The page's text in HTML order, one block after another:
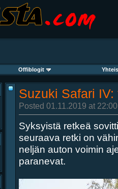
Offiblogit
Suzuki Safari
Posted 01.11.2019 at
Syksyistä retkeä
seuraava retki on
neljän auton voimin
paranevat.